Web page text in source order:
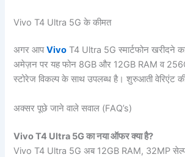
Vivo T4 Ultra 5G के कीमत
अगर आपVivo T4 Ultra 5G स्मार्टफोन खरीदने
अमेज़न पर यह फोन 8GB और 12GB RAM व
स्टोरेज विकल्प के साथ उपलब्ध है। शुरुआती वेरिएंट
अक्सर पूछे जाने वाले सवाल (FAQ’s)
Vivo T4 Ultra 5G का नया ऑफर क्या है?
Vivo T4 Ultra 5G अब 12GB RAM, 32MP